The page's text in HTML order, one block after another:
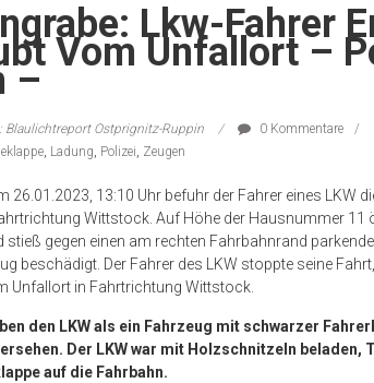
Lkw-Fahrer
Vom Unfallort –
–
Blaulichtreport Ostprignitz-Ruppin
0 Kommentare
, Ladung, Polizei, Zeugen
26.01.2023, 13:10 Uhr befuhr der Fahrer eines LKW
Wittstock. Auf Höhe der Hausnummer 11
stieß gegen einen am rechten Fahrbahnrand
beschädigt. Der Fahrer des LKW stoppte seine
Unfallort in Fahrtrichtung Wittstock.
den LKW als ein Fahrzeug mit schwarzer
Der LKW war mit Holzschnitzeln beladen,
auf die Fahrbahn.